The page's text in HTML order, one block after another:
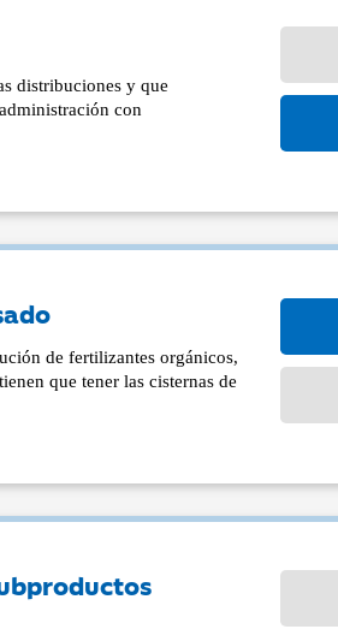
distribuciones y que
con
de fertilizantes orgánicos,
que tener las cisternas de